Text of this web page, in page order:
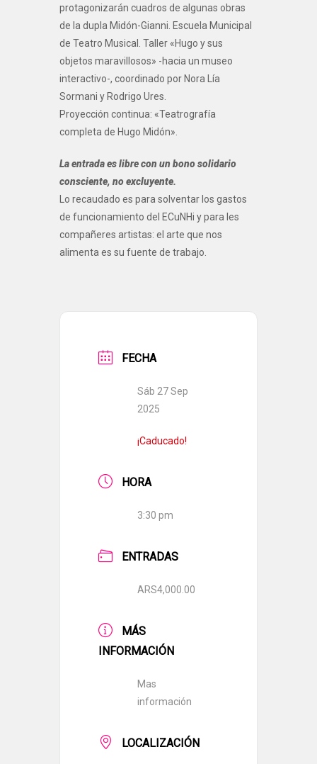
protagonizarán cuadros de algunas obras
de la dupla Midón-Gianni. Escuela Municipal
de Teatro Musical. Taller «Hugo y sus
objetos maravillosos» -hacia un museo
interactivo-, coordinado por Nora Lía
Sormani y Rodrigo Ures.
Proyección continua: «Teatrografía
completa de Hugo Midón».
La entrada es libre con un bono solidario
consciente, no excluyente.
Lo recaudado es para solventar los gastos
de funcionamiento del ECuNHi y para les
compañeres artistas: el arte que nos
alimenta es su fuente de trabajo.
FECHA
Sáb 27 Sep
2025
¡Caducado!
HORA
3:30 pm
ENTRADAS
ARS4,000.00
MÁS
INFORMACIÓN
Mas
información
LOCALIZACIÓN